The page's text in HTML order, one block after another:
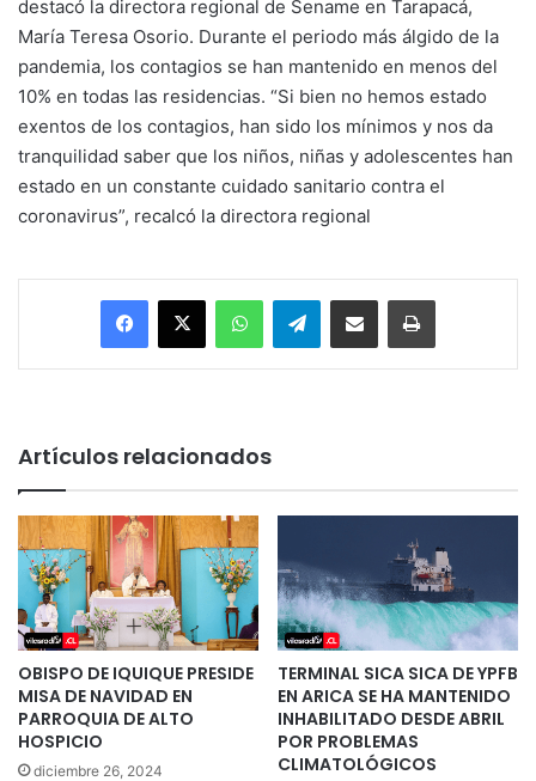
destacó la directora regional de Sename en Tarapacá,
María Teresa Osorio. Durante el periodo más álgido de la
pandemia, los contagios se han mantenido en menos del
10% en todas las residencias. “Si bien no hemos estado
exentos de los contagios, han sido los mínimos y nos da
tranquilidad saber que los niños, niñas y adolescentes han
estado en un constante cuidado sanitario contra el
coronavirus”, recalcó la directora regional
Facebook
X WhatsAppTelegramEnviar vía email Imprimir
Artículos relacionados
OBISPO DE IQUIQUE PRESIDE
MISA DE NAVIDAD EN
PARROQUIA DE ALTO
HOSPICIO
diciembre 26, 2024
TERMINAL SICA SICA DE YPFB
EN ARICA SE HA MANTENIDO
INHABILITADO DESDE ABRIL
POR PROBLEMAS
CLIMATOLÓGICOS